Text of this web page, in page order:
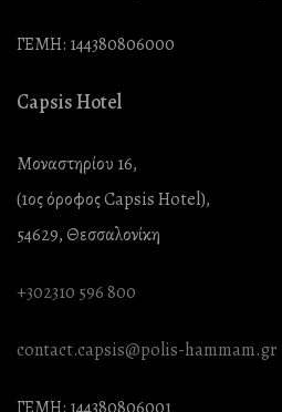
ΓΕΜΗ: 144380806000
Capsis Hotel
Μοναστηρίου 16,
(1ος όροφος Capsis Hotel),
54629, Θεσσαλονίκη
+302310 596 800
contact.capsis@polis-hammam.gr